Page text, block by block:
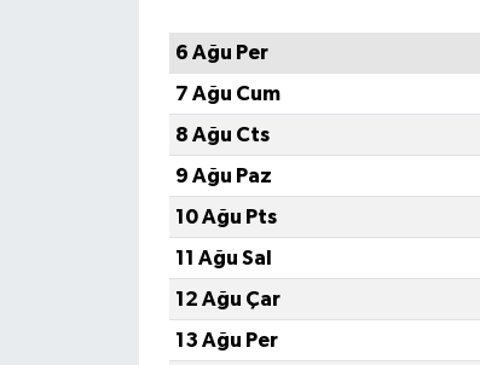
6 Ağu Per
7 Ağu Cum
8 Ağu Cts
9 Ağu Paz
10 Ağu Pts
11 Ağu Sal
12 Ağu Çar
13 Ağu Per